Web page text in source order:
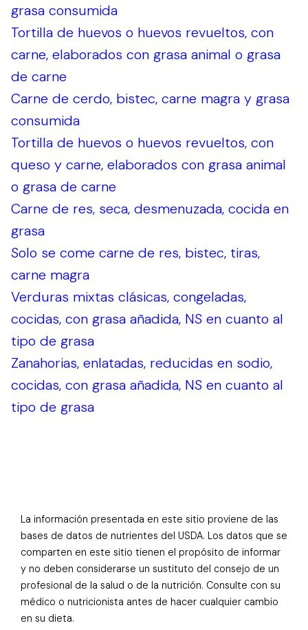
grasa consumida
Tortilla de huevos o huevos revueltos, con
carne, elaborados con grasa animal o grasa
de carne
Carne de cerdo, bistec, carne magra y grasa
consumida
Tortilla de huevos o huevos revueltos, con
queso y carne, elaborados con grasa animal
o grasa de carne
Carne de res, seca, desmenuzada, cocida en
grasa
Solo se come carne de res, bistec, tiras,
carne magra
Verduras mixtas clásicas, congeladas,
cocidas, con grasa añadida, NS en cuanto al
tipo de grasa
Zanahorias, enlatadas, reducidas en sodio,
cocidas, con grasa añadida, NS en cuanto al
tipo de grasa
La información presentada en este sitio proviene de las
bases de datos de nutrientes del USDA. Los datos que se
comparten en este sitio tienen el propósito de informar
y no deben considerarse un sustituto del consejo de un
profesional de la salud o de la nutrición. Consulte con su
médico o nutricionista antes de hacer cualquier cambio
en su dieta.